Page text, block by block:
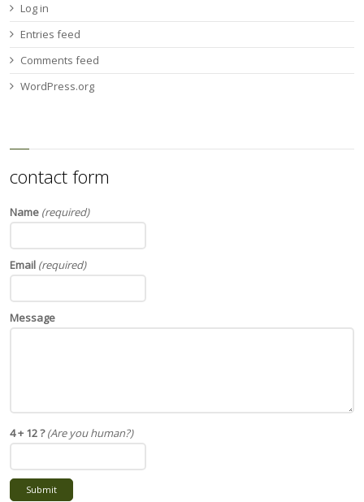
Log in
Entries feed
Comments feed
WordPress.org
contact form
Name (required)
Email (required)
Message
4 + 12 ?(Are you human?)
Submit